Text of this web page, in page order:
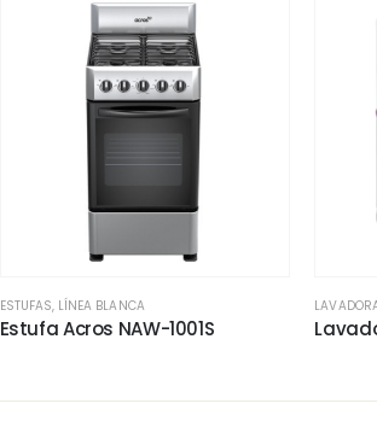
ESTUFAS, LÍNEA BLANCA
Estufa Acros NAW-1001S